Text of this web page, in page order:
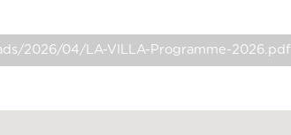
2026/04/LA-VILLA-Programme-2026.pdf